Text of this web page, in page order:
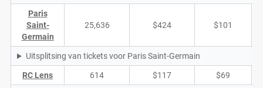
Paris
Saint-
Germain
25,636 $424 $101
Uitsplitsing van tickets voor Paris Saint-Germain
RC Lens 614 $117 $69